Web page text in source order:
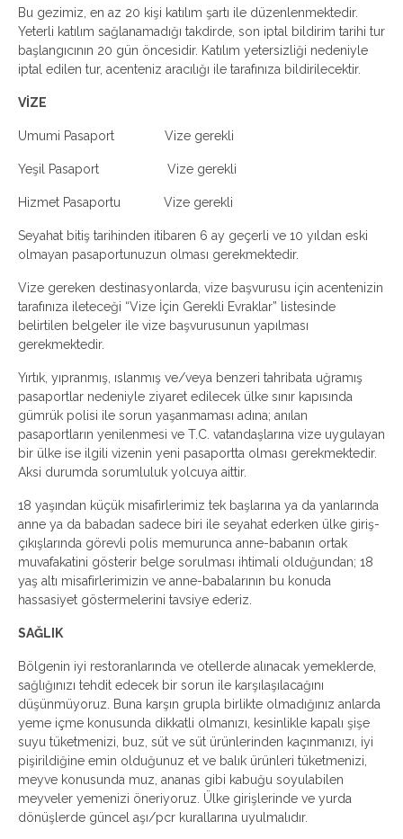
Bu gezimiz, en az 20 kişi katılım şartı ile düzenlenmektedir.
Yeterli katılım sağlanamadığı takdirde, son iptal bildirim tarihi tur
başlangıcının 20 gün öncesidir. Katılım yetersizliği nedeniyle
iptal edilen tur, acenteniz aracılığı ile tarafınıza bildirilecektir.
VİZE
Umumi Pasaport Vize gerekli
Yeşil Pasaport Vize gerekli
Hizmet Pasaportu Vize gerekli
Seyahat bitiş tarihinden itibaren 6 ay geçerli ve 10 yıldan eski
olmayan pasaportunuzun olması gerekmektedir.
Vize gereken destinasyonlarda, vize başvurusu için acentenizin
tarafınıza ileteceği “Vize İçin Gerekli Evraklar” listesinde
belirtilen belgeler ile vize başvurusunun yapılması
gerekmektedir.
Yırtık, yıpranmış, ıslanmış ve/veya benzeri tahribata uğramış
pasaportlar nedeniyle ziyaret edilecek ülke sınır kapısında
gümrük polisi ile sorun yaşanmaması adına; anılan
pasaportların yenilenmesi ve T.C. vatandaşlarına vize uygulayan
bir ülke ise ilgili vizenin yeni pasaportta olması gerekmektedir.
Aksi durumda sorumluluk yolcuya aittir.
18 yaşından küçük misafirlerimiz tek başlarına ya da yanlarında
anne ya da babadan sadece biri ile seyahat ederken ülke giriş-
çıkışlarında görevli polis memurunca anne-babanın ortak
muvafakatini gösterir belge sorulması ihtimali olduğundan; 18
yaş altı misafirlerimizin ve anne-babalarının bu konuda
hassasiyet göstermelerini tavsiye ederiz.
SAĞLIK
Bölgenin iyi restoranlarında ve otellerde alınacak yemeklerde,
sağlığınızı tehdit edecek bir sorun ile karşılaşılacağını
düşünmüyoruz. Buna karşın grupla birlikte olmadığınız anlarda
yeme içme konusunda dikkatli olmanızı, kesinlikle kapalı şişe
suyu tüketmenizi, buz, süt ve süt ürünlerinden kaçınmanızı, iyi
pişirildiğine emin olduğunuz et ve balık ürünleri tüketmenizi,
meyve konusunda muz, ananas gibi kabuğu soyulabilen
meyveler yemenizi öneriyoruz. Ülke girişlerinde ve yurda
dönüşlerde güncel aşı/pcr kurallarına uyulmalıdır.